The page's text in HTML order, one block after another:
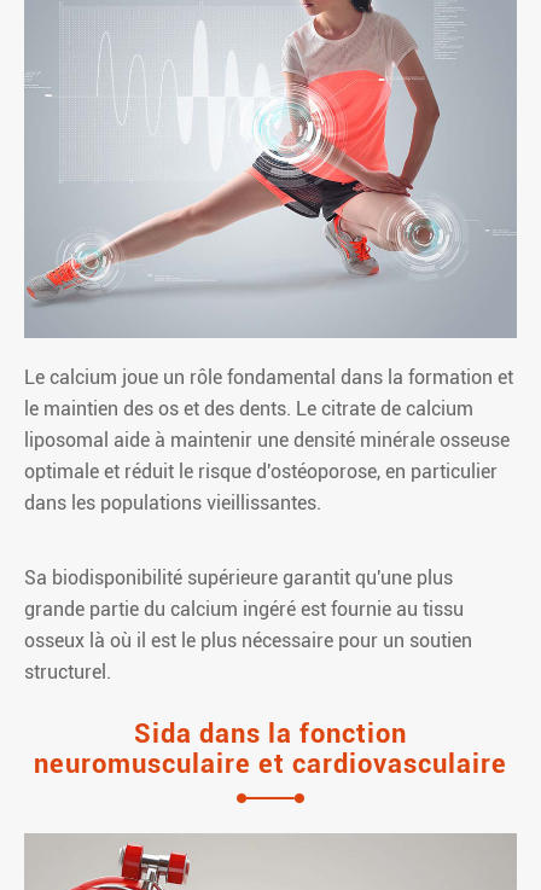
Le calcium joue un rôle fondamental dans la formation et
le maintien des os et des dents. Le citrate de calcium
liposomal aide à maintenir une densité minérale osseuse
optimale et réduit le risque d'ostéoporose, en particulier
dans les populations vieillissantes.
Sa biodisponibilité supérieure garantit qu'une plus
grande partie du calcium ingéré est fournie au tissu
osseux là où il est le plus nécessaire pour un soutien
structurel.
Sida dans la fonction
neuromusculaire et cardiovasculaire